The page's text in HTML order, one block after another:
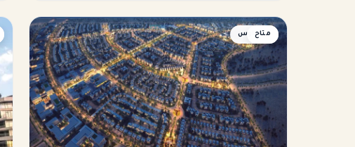
بنتهاوس
متاح